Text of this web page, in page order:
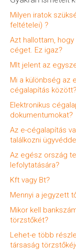
Milyen iratok
feltételei) ?
Azt hallottam,
céget. Ez igaz?
MIt jelent az
Mi a különbség az
cégalapítás között?
Elektronikus
dokumentumokat?
Az e-cégalapítás
találkozni
Az egész ország
lefolytatására?
Kft vagy Bt?
Mennyi a jegyzett
Mikor kell
törzstőkét?
Lehet-e több
társaság